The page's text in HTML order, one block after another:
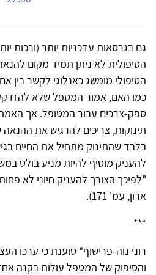
גם בגרסאות עדכניות יותר (ורכות
הטיפולית לא ניתן תמיד מקום
הטיפולי מומשג כאנלוגי לקשר בין
כמו האם, אמור המטפל שלא
ספק-צרכים עבור המטופל. אך
תינוקות, צריכים להרגיש את ההנאה
בלבד שהתינוק מתחיל את החיים
להעניק מוסיף להיות מניע בולט
"לפיכך הצורך להעניק חיוני לא
ארון, עמ' 171).
***
רוני נוה-פרישוף* טוענת כי ערכו
והסיפוק של המטפל עולות בקנה